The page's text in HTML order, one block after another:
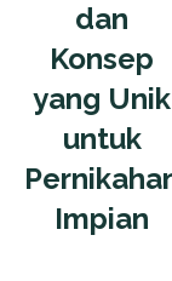
dan
Konsep
yang Unik
untuk
Impian